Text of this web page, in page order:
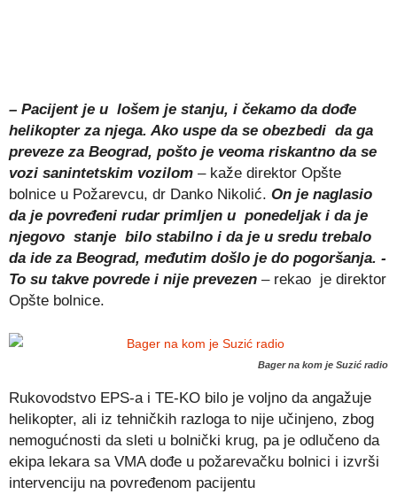
– Pacijent je u lošem je stanju, i čekamo da dođe
helikopter za njega. Ako uspe da se obezbedi da ga
preveze za Beograd, pošto je veoma riskantno da se
vozi sanintetskim vozilom – kaže direktor Opšte
bolnice u Požarevcu, dr Danko Nikolić. On je naglasio
da je povređeni rudar primljen u ponedeljak i da je
njegovo stanje bilo stabilno i da je u sredu trebalo
da ide za Beograd, međutim došlo je do pogoršanja. -
To su takve povrede i nije prevezen – rekao je direktor
Opšte bolnice.
Bager na kom je Suzić radio
Rukovodstvo EPS-a i TE-KO bilo je voljno da angažuje
helikopter, ali iz tehničkih razloga to nije učinjeno, zbog
nemogućnosti da sleti u bolnički krug, pa je odlučeno da
ekipa lekara sa VMA dođe u požarevačku bolnici i izvrši
intervenciju na povređenom pacijentu